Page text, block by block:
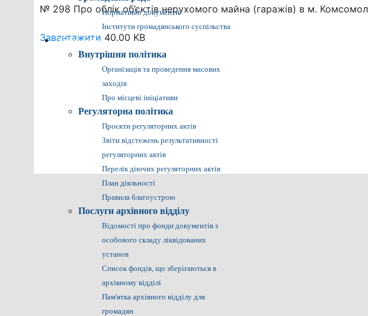
Нормативні документи
Інститути громадянського суспільства
Громадянам
Внутрішня політика
Організація та проведення масових
заходів
Про місцеві ініціативи
Регуляторна політика
Проєкти регуляторних актів
Звіти відстежень результативності
регуляторних актів
Перелік діючих регуляторних актів
План діяльності
Правила благоустрою
Послуги архівного відділу
Відомості про фонди документів з
особового складу ліквідованих
установ
Список фондів, що зберігаються в
архівному відділі
Пам'ятка архівного відділу для
громадян
№ 298 Про облік об’єктів нерухомого майна (гаражів) в м.
Завантажити 40.00 KB